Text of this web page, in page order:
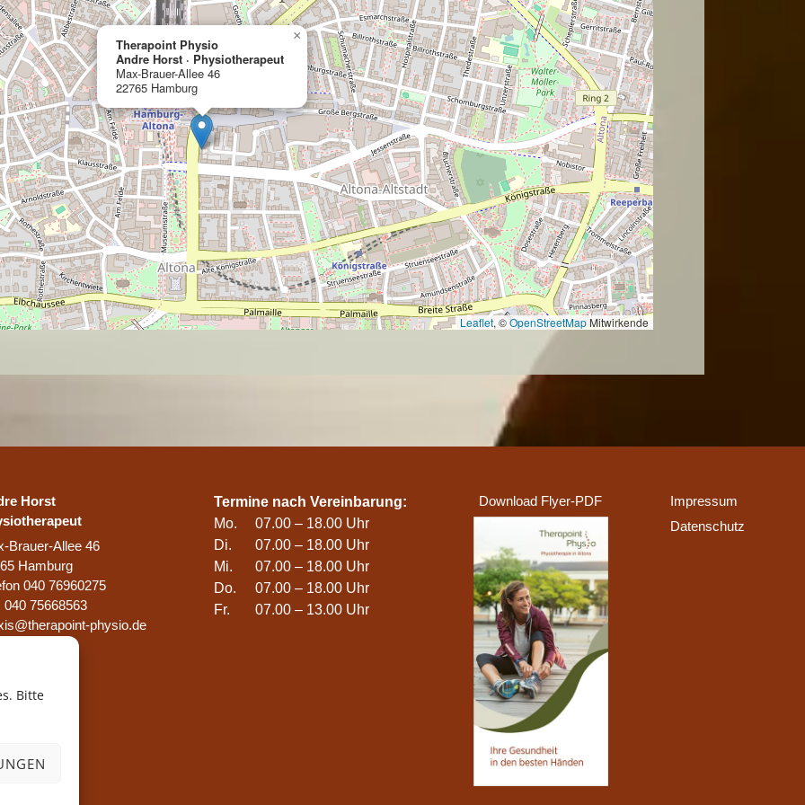
Bitte
Therapoint Physio
Andre Horst · Physiotherapeut
Max-Brauer-Allee 46
22765 Hamburg
×
Leaflet, ©OpenStreetMapMitwirkende
Horst
Brauer-Allee 46
Hamburg
040 76960275
040 75668563
physio.de
Termine nach Vereinbarung:
Mo.
07.00 – 18.00 Uhr
Di.
07.00 – 18.00 Uhr
Mi.
07.00 – 18.00 Uhr
Do.
07.00 – 18.00 Uhr
Fr.
07.00 – 13.00 Uhr
Download Flyer-PDF
Impressum
Datenschutz